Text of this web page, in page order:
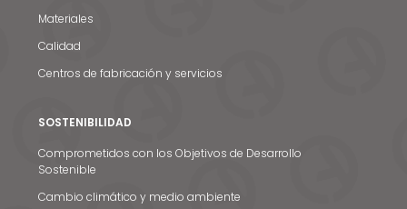
Materiales
Calidad
Centros de fabricación y servicios
SOSTENIBILIDAD
Comprometidos con los Objetivos de Desarrollo
Sostenible
Cambio climático y medio ambiente